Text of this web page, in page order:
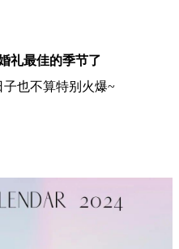
礼最佳的季节了
子也不算特别火爆~